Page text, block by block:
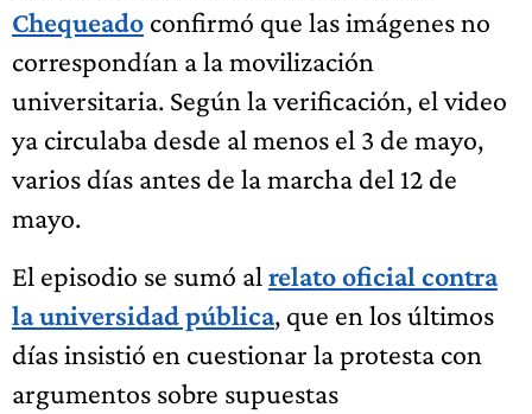
Chequeado confirmó que las imágenes no
correspondían a la movilización
universitaria. Según la verificación, el video
ya circulaba desde al menos el 3 de mayo,
varios días antes de la marcha del 12 de
mayo.
El episodio se sumó al relato oficial contra
la universidad pública, que en los últimos
días insistió en cuestionar la protesta con
argumentos sobre supuestas